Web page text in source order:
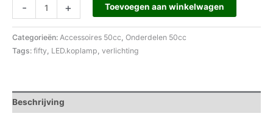
- + Toevoegen aan winkelwagen
Categorieën: Accessoires 50cc, Onderdelen 50cc
Tags: fifty, LED.koplamp, verlichting
Beschrijving